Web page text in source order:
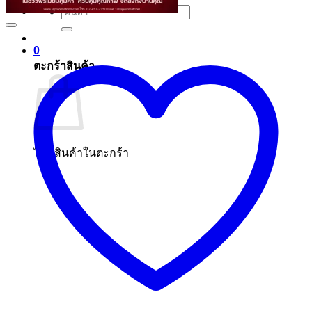
ค้นหา:
0
ตะกร้าสินค้า
ไม่มีสินค้าในตะกร้า